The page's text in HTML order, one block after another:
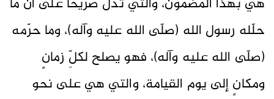
حلّله رسول الله (صلّى الله عليه وآله)، وما حرّمه
(صلّى الله عليه وآله)، فهو يصلح لكلِّ زمانٍ
ومكانٍ إلى يوم القيامة، والتي هي على نحو